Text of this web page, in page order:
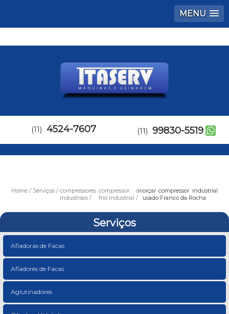
MENU
(11) 4524-7607 (11) 99830-5519
Home Serviços
compressores
industriais
compressor de
frio industrial
orçar compressor industrial
usado Franco da Rocha
Serviços
Afiadoras de Facas
Afiadores de Facas
Aglutinadores